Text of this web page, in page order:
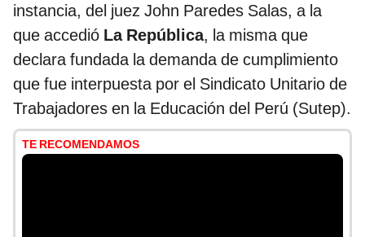
instancia, del juez John Paredes Salas, a la
que accedió La República, la misma que
declara fundada la demanda de cumplimiento
que fue interpuesta por el Sindicato Unitario de
Trabajadores en la Educación del Perú (Sutep).
TE RECOMENDAMOS